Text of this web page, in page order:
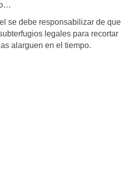
se debe responsabilizar de que
legales para recortar
alarguen en el tiempo.